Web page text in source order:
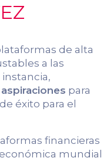
de alta
a las
para
éxito para el
financieras
mundial